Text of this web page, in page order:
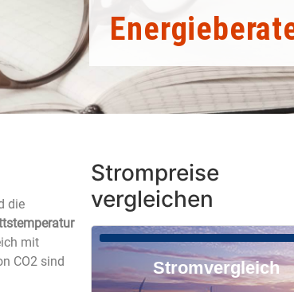
die
mit
CO2 sind
Strompreise
vergleichen
Stromvergleich